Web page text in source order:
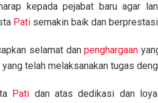
kepada pejabat baru agar
Pati semakin baik dan
selamat danpenghargaan
telah melaksanakan tugas
Pati dan atas dedikasi dan